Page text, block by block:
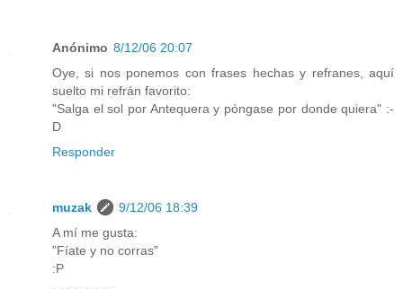
Anónimo 8/12/06 20:07
Oye, si nos ponemos con frases hechas y refranes, aquí
suelto mi refrán favorito:
"Salga el sol por Antequera y póngase por donde quiera" :-
D
Responder
muzak
9/12/06 18:39
A mí me gusta:
"Fíate y no corras"
:P